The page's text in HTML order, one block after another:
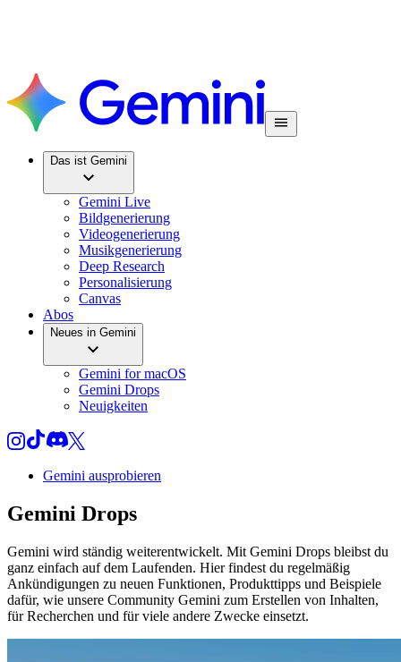
Das ist Gemini
Gemini Live
Bildgenerierung
Videogenerierung
Musikgenerierung
Deep Research
Personalisierung
Canvas
Abos
Neues in Gemini
Gemini for macOS
Gemini Drops
Neuigkeiten
Gemini ausprobieren
Gemini Drops
Gemini wird ständig weiterentwickelt. Mit Gemini Drops bleibst du
ganz einfach auf dem Laufenden. Hier findest du regelmäßig
Ankündigungen zu neuen Funktionen, Produkttipps und Beispiele
dafür, wie unsere Community Gemini zum Erstellen von Inhalten,
für Recherchen und für viele andere Zwecke einsetzt.